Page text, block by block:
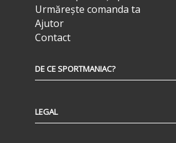
Urmărește comanda ta
Ajutor
Contact
DE CE SPORTMANIAC?
LEGAL